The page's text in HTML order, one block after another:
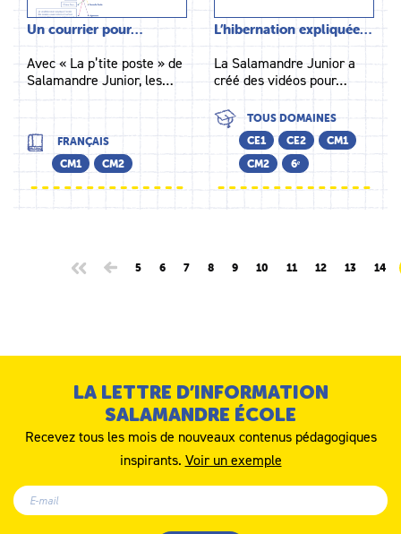
Un courrier pour…
Avec « La p’tite poste » de
Salamandre Junior, les…
FRANÇAIS
CM1
CM2
L’hibernation expliquée…
La Salamandre Junior a
créé des vidéos pour…
TOUS DOMAINES
CE1
CE2
CM1
CM2
6ᵉ
5 6 7 8 9 10 11 12 13 14
LA LETTRE D’INFORMATION
SALAMANDRE ÉCOLE
Recevez tous les mois de nouveaux contenus pédagogiques
inspirants. Voir un exemple